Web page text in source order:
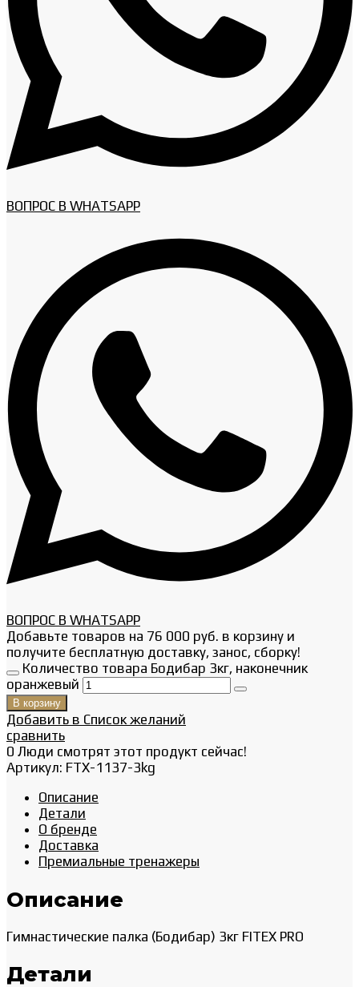
ВОПРОС В WHATSAPP
ВОПРОС В WHATSAPP
Добавьте товаров на 76 000 руб. в корзину и
получите бесплатную доставку, занос, сборку!
Количество товара Бодибар 3кг, наконечник
оранжевый
В корзину
Добавить в Список желаний
сравнить
0 Люди смотрят этот продукт сейчас!
Артикул: FTX-1137-3kg
Описание
Детали
О бренде
Доставка
Премиальные тренажеры
Описание
Гимнастические палка (Бодибар) 3кг FITEX PRO
Детали